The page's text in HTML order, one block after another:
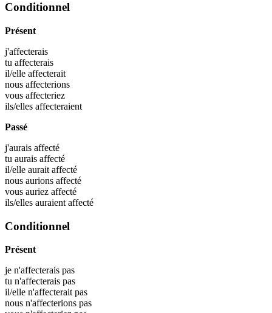
Conditionnel
Présent
j'affecterais
tu affecterais
il/elle affecterait
nous affecterions
vous affecteriez
ils/elles affecteraient
Passé
j'aurais affecté
tu aurais affecté
il/elle aurait affecté
nous aurions affecté
vous auriez affecté
ils/elles auraient affecté
Conditionnel
Présent
je n'affecterais pas
tu n'affecterais pas
il/elle n'affecterait pas
nous n'affecterions pas